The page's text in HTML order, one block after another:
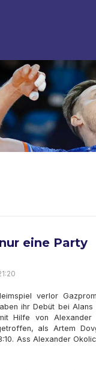
eine Party
verlor
ihr Debüt bei
Hilfe von
als Artem
Ass Alexander